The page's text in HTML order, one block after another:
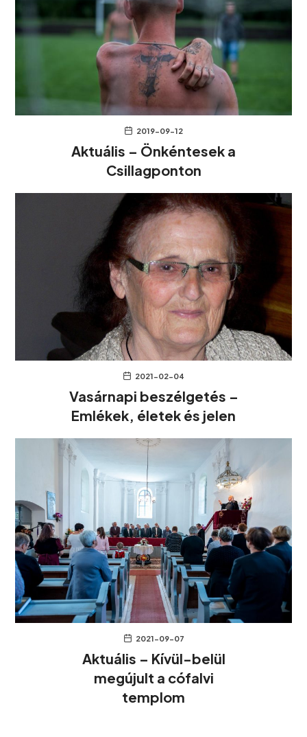
2019-09-12
Aktuális – Önkéntesek a
Csillagponton
2021-02-04
Vasárnapi beszélgetés –
Emlékek, életek és jelen
2021-09-07
Aktuális – Kívül-belül
megújult a cófalvi
templom